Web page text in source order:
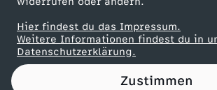
Hier findest du das Impressum.
Weitere Informationen findest du in
Datenschutzerklärung.
Zustimmen
r
u
Partner